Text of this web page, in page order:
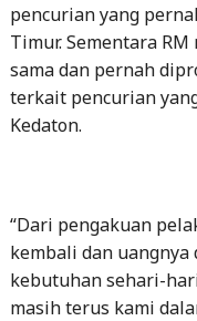
pencurian yang
Timur. Sementara
sama dan pernah
terkait pencurian
Kedaton.
“Dari pengakuan
kembali dan
kebutuhan sehari-
masih terus kami